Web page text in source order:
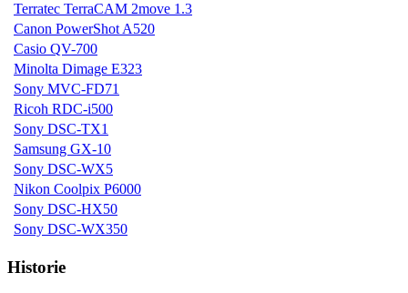
Terratec TerraCAM 2move 1.3
Canon PowerShot A520
Casio QV-700
Minolta Dimage E323
Sony MVC-FD71
Ricoh RDC-i500
Sony DSC-TX1
Samsung GX-10
Sony DSC-WX5
Nikon Coolpix P6000
Sony DSC-HX50
Sony DSC-WX350
Historie